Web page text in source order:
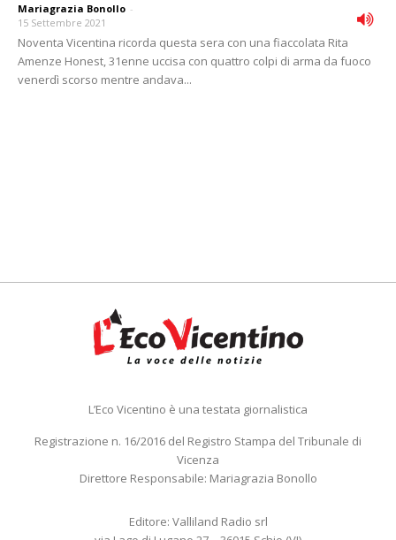
Mariagrazia Bonollo -
15 Settembre 2021
Noventa Vicentina ricorda questa sera con una fiaccolata Rita
Amenze Honest, 31enne uccisa con quattro colpi di arma da fuoco
venerdì scorso mentre andava...
L’Eco Vicentino è una testata giornalistica
Registrazione n. 16/2016 del Registro Stampa del Tribunale di
Vicenza
Direttore Responsabile: Mariagrazia Bonollo
Editore: Valliland Radio srl